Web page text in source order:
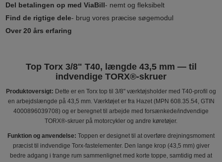
Del betalingen op med ViaBill- nemt og fleksibelt
Find de rigtige dele- brug vores præcise søgemodul
Over 20 års erfaring
Top Torx 3/8" T40, længde 43,5 mm — til
indvendige TORX®-skruer
Produktoversigt: Dette er en Torx top til 3/8" værktøjsholder med T40-profil og
en arbejdslængde på 43,5 mm. Værktøjet er fra Hazet (MPN 608.35.54, GTIN
4000896039708) og er beregnet til arbejde med forsænkede/indvendige
TORX®-skruer på motorcykler og andre køretøjer.
Funktion og anvendelse: Toppen er designet til at overføre drejningsmoment
præcist til indvendige Torx-fastelementer. Den lange krop (43,5 mm) giver
bedre adgang i trange rum sammenlignet med korte toppe, samtidig med at